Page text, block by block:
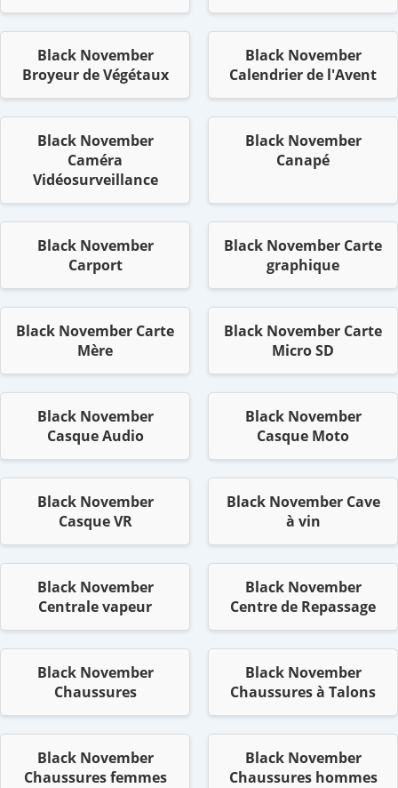
Black November
Broyeur de Végétaux
Black November
Calendrier de l'Avent
Black November
Caméra
Vidéosurveillance
Black November
Canapé
Black November
Carport
Black November Carte
graphique
Black November Carte
Mère
Black November Carte
Micro SD
Black November
Casque Audio
Black November
Casque Moto
Black November
Casque VR
Black November Cave
à vin
Black November
Centrale vapeur
Black November
Centre de Repassage
Black November
Chaussures
Black November
Chaussures à Talons
Black November
Chaussures femmes
Black November
Chaussures hommes